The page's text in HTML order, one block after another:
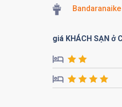
giá KHÁCH SẠN ở